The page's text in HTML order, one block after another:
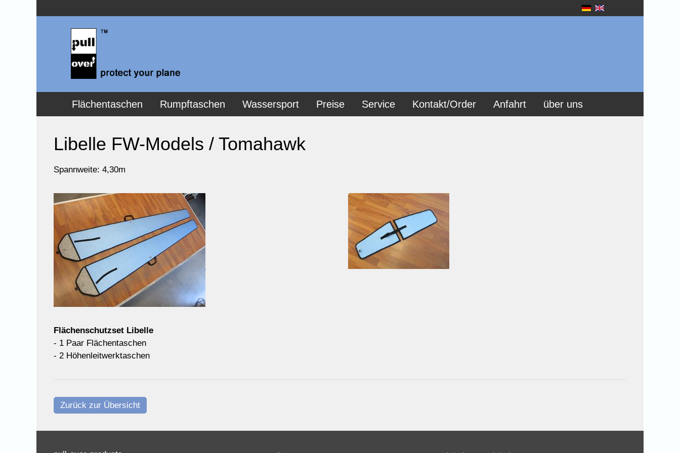
Flächentaschen Rumpftaschen Wassersport Preise Service Kontakt/Order Anfahrt über uns
Libelle FW-Models / Tomahawk
Spannweite: 4,30m
Flächenschutzset Libelle
- 1 Paar Flächentaschen
- 2 Höhenleitwerktaschen
Zurück zur Übersicht